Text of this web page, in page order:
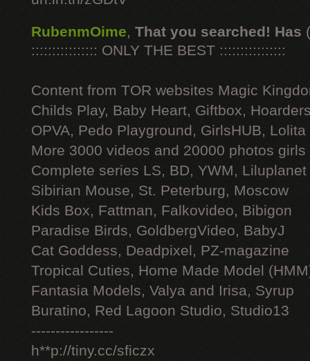
RubenmOime, That you searched! Has
:::::::::::::::: ONLY THE BEST ::::::::::::::::
Content from TOR websites Magic
Childs Play, Baby Heart, Giftbox,
OPVA, Pedo Playground, GirlsHUB, Lolita
More 3000 videos and 20000 photos
Complete series LS, BD, YWM, Liluplanet
Sibirian Mouse, St. Peterburg, Moscow
Kids Box, Fattman, Falkovideo, Bibigon
Paradise Birds, GoldbergVideo, BabyJ
Cat Goddess, Deadpixel, PZ-magazine
Tropical Cuties, Home Made Model
Fantasia Models, Valya and Irisa, Syrup
Buratino, Red Lagoon Studio, Studio13
-----------------
h**p://tiny.cc/sficzx